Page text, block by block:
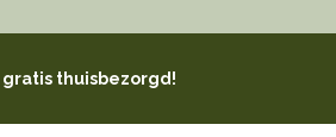
thuisbezorgd!